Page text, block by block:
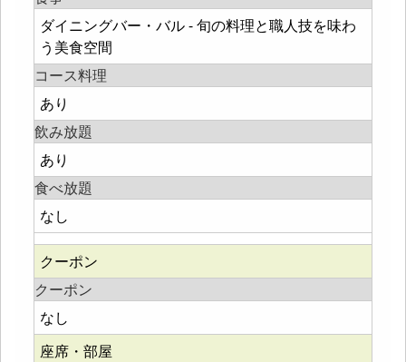
ダイニングバー・バル - 旬の料理と職人技を味わ
う美食空間
コース料理
あり
飲み放題
あり
食べ放題
なし
クーポン
クーポン
なし
座席・部屋